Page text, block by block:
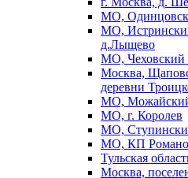
МО,
МО,
д.Лыщево
МО, Чеховский
Москва,
деревни
МО,
МО, г. Королев
МО,
МО, КП
Тульская
Москва,